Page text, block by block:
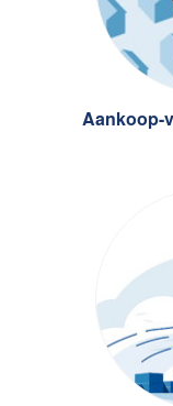
Aankoop-